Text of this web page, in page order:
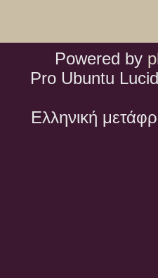
Powered by
Pro Ubuntu
Ελληνική